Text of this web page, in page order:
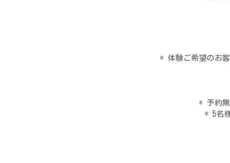
* 体験ご希望のお客
* 予約無
* 5名